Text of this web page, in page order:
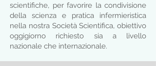
scientifiche, per favorire la condivisione
della scienza e pratica infermieristica
nella nostra Società Scientifica, obiettivo
oggigiorno richiesto sia a livello
nazionale che internazionale.